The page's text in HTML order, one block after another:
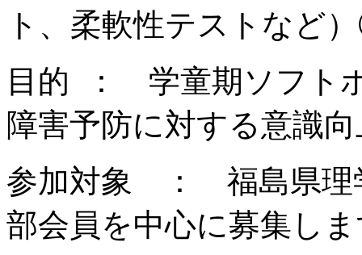
ト、柔軟性テストなど
目的 ： 学童期ソフト
障害予防に対する意識
参加対象 ： 福島県理
部会員を中心に募集し